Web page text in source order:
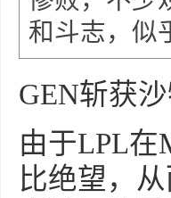
和斗志，似
GEN斩获
由于LPL在
比绝望，